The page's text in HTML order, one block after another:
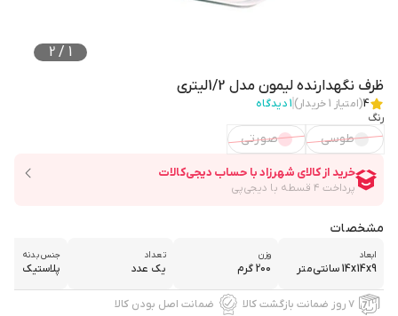
1
/
2
ظرف نگهدارنده لیمون مدل 1/2لیتری
4(امتیاز 1خریدار) 1دیدگاه
رنگ
طوسی صورتی
مشخصات
ابعاد
14x14x9 سانتی‌متر
وزن
200 گرم
تعداد
یک عدد
جنس بدنه
پلاستیک
۷ روز ضمانت بازگشت کالا ضمانت اصل بودن کالا